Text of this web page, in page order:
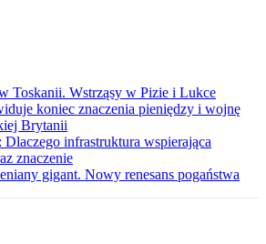
Toskanii. Wstrząsy w Pizie i Lukce
koniec znaczenia pieniędzy i wojnę
Brytanii
Dlaczego infrastruktura wspierająca
znaczenie
gigant. Nowy renesans pogaństwa